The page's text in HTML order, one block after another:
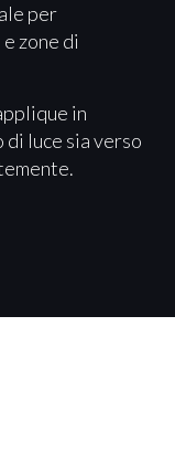
per
zone di
in
luce sia verso